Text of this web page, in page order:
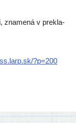
zna­me­ná v pre­kla­
​?​p​=​200